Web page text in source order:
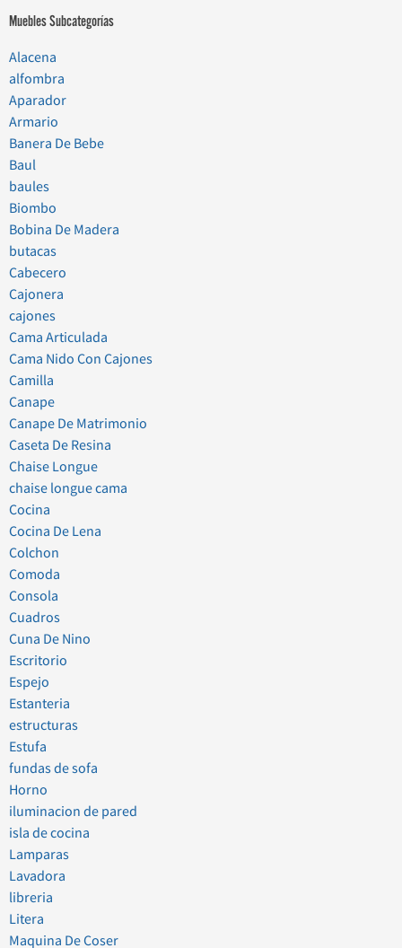
Muebles Subcategorías
Alacena
alfombra
Aparador
Armario
Banera De Bebe
Baul
baules
Biombo
Bobina De Madera
butacas
Cabecero
Cajonera
cajones
Cama Articulada
Cama Nido Con Cajones
Camilla
Canape
Canape De Matrimonio
Caseta De Resina
Chaise Longue
chaise longue cama
Cocina
Cocina De Lena
Colchon
Comoda
Consola
Cuadros
Cuna De Nino
Escritorio
Espejo
Estanteria
estructuras
Estufa
fundas de sofa
Horno
iluminacion de pared
isla de cocina
Lamparas
Lavadora
libreria
Litera
Maquina De Coser